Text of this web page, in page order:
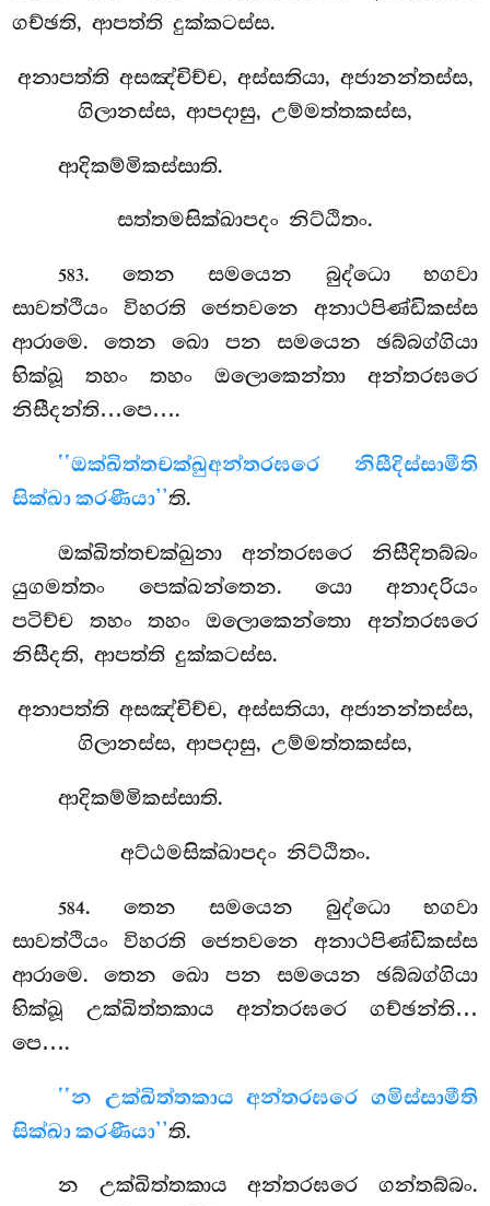
ගච්ඡති, ආපත්ති දුක්කටස්ස.
අනාපත්ති අසඤ්චිච්ච, අස්සතියා, අජානන්තස්ස,
ගිලානස්ස, ආපදාසු, උම්මත්තකස්ස,
ආදිකම්මිකස්සාති.
සත්තමසික්ඛාපදං නිට්ඨිතං.
583. තෙනසමයෙන බුද්ධො භගවා
සාවත්ථියං විහරති ජෙතවනෙ අනාථපිණ්ඩිකස්ස
ආරාමෙ. තෙන ඛො පන සමයෙන ඡබ්බග්ගියා
භික්ඛූ තහං තහං ඔලොකෙන්තා අන්තරඝරෙ
නිසීදන්ති…පෙ….
‘‘ඔක්ඛිත්තචක්ඛුඅන්තරඝරෙ නිසීදිස්සාමීති
සික්ඛා කරණීයා’’ති.
ඔක්ඛිත්තචක්ඛුනා අන්තරඝරෙ නිසීදිතබ්බං
යුගමත්තං පෙක්ඛන්තෙන. යො අනාදරියං
පටිච්ච තහං තහං ඔලොකෙන්තො අන්තරඝරෙ
නිසීදති, ආපත්ති දුක්කටස්ස.
අනාපත්ති අසඤ්චිච්ච, අස්සතියා, අජානන්තස්ස,
ගිලානස්ස, ආපදාසු, උම්මත්තකස්ස,
ආදිකම්මිකස්සාති.
අට්ඨමසික්ඛාපදං නිට්ඨිතං.
584. තෙන සමයෙන බුද්ධො භගවා
සාවත්ථියං විහරති ජෙතවනෙ අනාථපිණ්ඩිකස්ස
ආරාමෙ. තෙන ඛො පන සමයෙන ඡබ්බග්ගියා
භික්ඛූ උක්ඛිත්තකාය අන්තරඝරෙ ගච්ඡන්ති…
පෙ….
‘‘න උක්ඛිත්තකාය අන්තරඝරෙ ගමිස්සාමීති
සික්ඛා කරණීයා’’ති.
න උක්ඛිත්තකාය අන්තරඝරෙ ගන්තබ්බං.